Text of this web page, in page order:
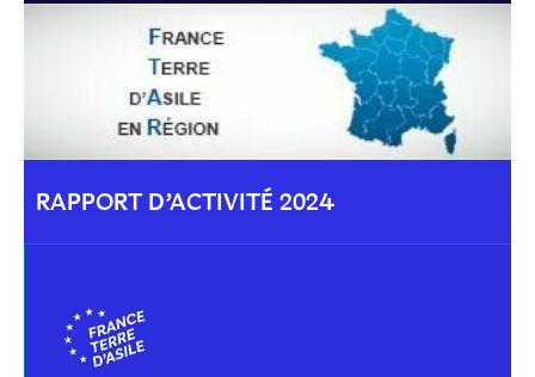
RAPPORT D’ACTIVITÉ 2024